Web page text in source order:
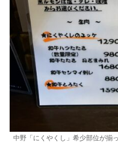
中野「にくやくし」希少部位が揃